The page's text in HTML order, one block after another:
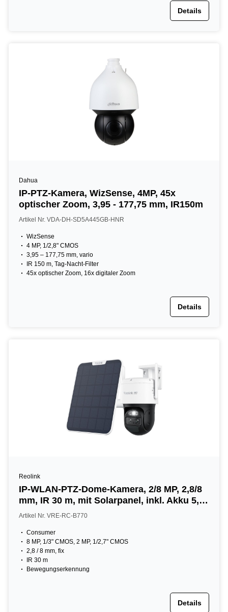
Details
Dahua
IP-PTZ-Kamera, WizSense, 4MP, 45x
optischer Zoom, 3,95 - 177,75 mm, IR150m
Artikel Nr. VDA-DH-SD5A445GB-HNR
WizSense
4 MP, 1/2,8" CMOS
3,95 – 177,75 mm, vario
IR 150 m, Tag-Nacht-Filter
45x optischer Zoom, 16x digitaler Zoom
Details
Reolink
IP-WLAN-PTZ-Dome-Kamera, 2/8 MP, 2,8/8
mm, IR 30 m, mit Solarpanel, inkl. Akku 5,1
Ah, IP65, NDAA, weiß
Artikel Nr. VRE-RC-B770
Consumer
8 MP, 1/3" CMOS, 2 MP, 1/2,7" CMOS
2,8 / 8 mm, fix
IR 30 m
Bewegungserkennung
Details